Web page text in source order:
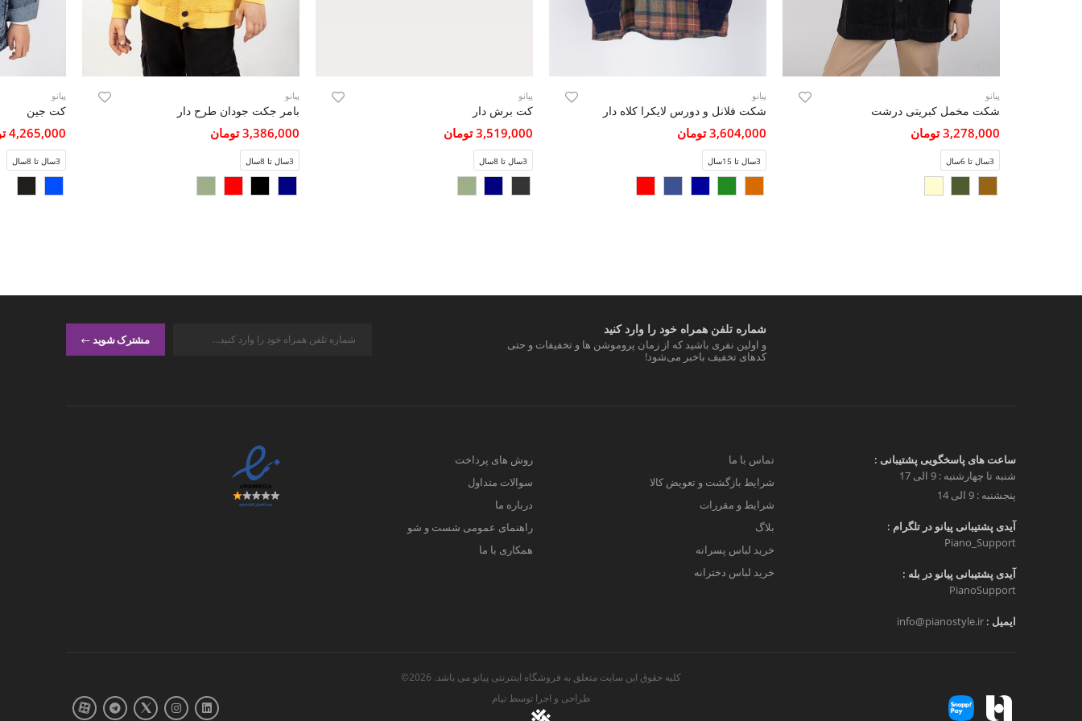
پیانو
شکت مخمل کبریتی درشت
3,278,000 تومان
3سال تا 6سال
پیانو
شکت فلانل و دورس لایکرا کلاه دار
3,604,000 تومان
3سال تا 15سال
پیانو
کت برش دار
3,519,000 تومان
3سال تا 8سال
پیانو
بامر جکت جودان طرح دار
3,386,000 تومان
3سال تا 8سال
پیانو
کت جین
4,265,000 تومان
3سال تا 8سال
شماره تلفن همراه خود را وارد کنید
و اولین نفری باشید که از زمان پروموشن ها و تخفیفات و حتی
کدهای تخفیف باخبر می‌شود!
مشترک شوید
ساعت های پاسخگویی پشتیبانی :
شنبه تا چهارشنبه : 9 الی 17
پنجشنبه : 9 الی 14
آیدی پشتیبانی پیانو در تلگرام :
Piano_Support
آیدی پشتیبانی پیانو در بله :
PianoSupport
ایمیل : info@pianostyle.ir
تماس با ما
شرایط بازگشت و تعویض کالا
شرایط و مقررات
بلاگ
خرید لباس پسرانه
خرید لباس دخترانه
روش های پرداخت
سوالات متداول
درباره ما
راهنمای عمومی شست و شو
همکاری با ما
کلیه حقوق این سایت متعلق به فروشگاه اینترنتی پیانو می باشد. 2026©
طراحی و اجرا توسطتیام